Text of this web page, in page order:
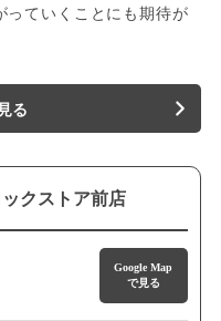
ていくことにも期待が
る
クストア前店
Google Map
で見る